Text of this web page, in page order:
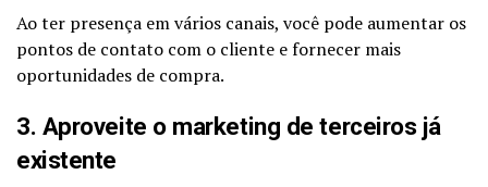
Ao ter presença em vários canais, você pode aumentar os
pontos de contato com o cliente e fornecer mais
oportunidades de compra.
3. Aproveite o marketing de terceiros já
existente